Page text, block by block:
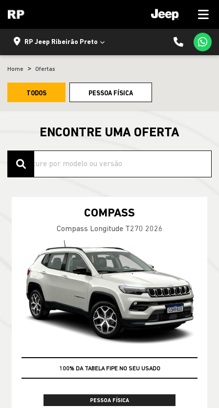
RP Jeep Ribeirão Preto
Home Ofertas
TODOS PESSOA FÍSICA
ENCONTRE UMA OFERTA
COMPASS
Compass Longitude T270 2026
100% DA TABELA FIPE NO SEU USADO
PESSOA FÍSICA